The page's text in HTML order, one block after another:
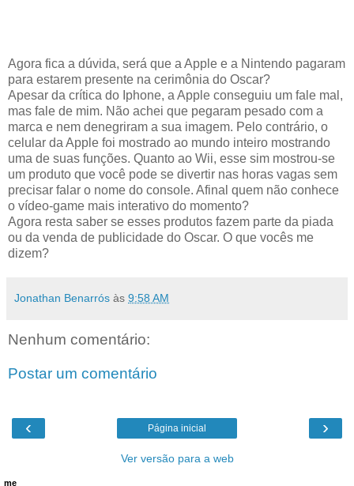
Agora fica a dúvida, será que a Apple e a Nintendo pagaram
para estarem presente na cerimônia do Oscar?
Apesar da crítica do Iphone, a Apple conseguiu um fale mal,
mas fale de mim. Não achei que pegaram pesado com a
marca e nem denegriram a sua imagem. Pelo contrário, o
celular da Apple foi mostrado ao mundo inteiro mostrando
uma de suas funções. Quanto ao Wii, esse sim mostrou-se
um produto que você pode se divertir nas horas vagas sem
precisar falar o nome do console. Afinal quem não conhece
o vídeo-game mais interativo do momento?
Agora resta saber se esses produtos fazem parte da piada
ou da venda de publicidade do Oscar. O que vocês me
dizem?
Jonathan Benarrós às 9:58 AM
Nenhum comentário:
Postar um comentário
‹ ›
Página inicial
Ver versão para a web
me